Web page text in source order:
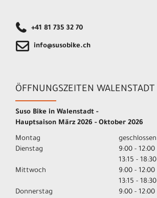
+41 81 735 32 70
info@susobike.ch
ÖFFNUNGSZEITEN WALENSTADT
Suso Bike in Walenstadt -
Hauptsaison März 2026 - Oktober 2026
Montag
geschlossen
Dienstag
9:00 - 12:00
13:15 - 18:30
Mittwoch
9:00 - 12:00
13:15 - 18:30
Donnerstag
9:00 - 12:00